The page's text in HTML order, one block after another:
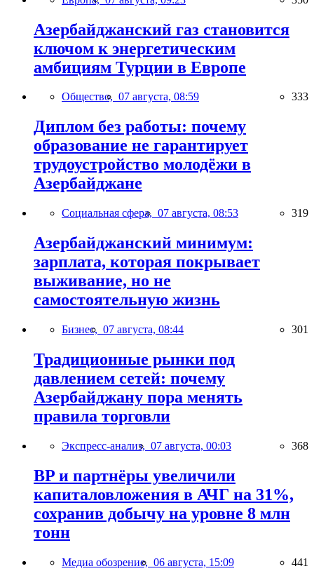
Азербайджанский газ становится
ключом к энергетическим
амбициям Турции в Европе
Общество, 07 августа, 08:59 333
Диплом без работы: почему
образование не гарантирует
трудоустройство молодёжи в
Азербайджане
Социальная сфера, 07 августа, 08:53 319
Азербайджанский минимум:
зарплата, которая покрывает
выживание, но не
самостоятельную жизнь
Бизнес, 07 августа, 08:44 301
Традиционные рынки под
давлением сетей: почему
Азербайджану пора менять
правила торговли
Экспресс-анализ, 07 августа, 00:03 368
BP и партнёры увеличили
капиталовложения в АЧГ на 31%,
сохранив добычу на уровне 8 млн
тонн
Медиа обозрение, 06 августа, 15:09 441